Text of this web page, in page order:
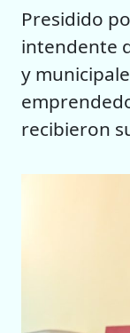
Presidido
intendente
y
recibieron